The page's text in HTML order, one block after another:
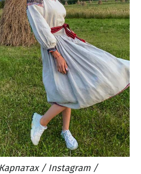
/ Instagram /